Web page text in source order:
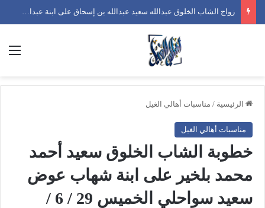
زواج الشاب الخلوق أحمد محمد أحمد بن فضل على ابنة صلاح سعيد أحمد بن دحمان الجمعة 26 / 12 / 2025 م
الرئيسية / مناسبات أهالي الغيل
مناسبات أهالي الغيل
خطوبة الشاب الخلوق سعيد أحمد
محمد بلخير على ابنة شهاب عوض
سعيد سواحلي الخميس 29 / 6 /